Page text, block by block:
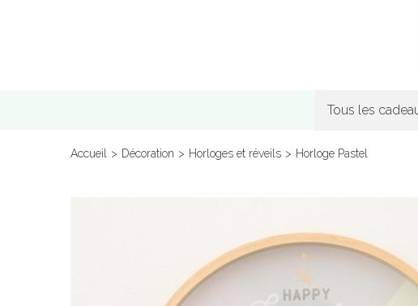
Tous les
Accueil > Décoration > Horloges et réveils > Horloge Pastel